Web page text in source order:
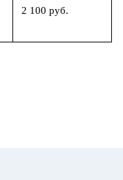
2 100 руб.